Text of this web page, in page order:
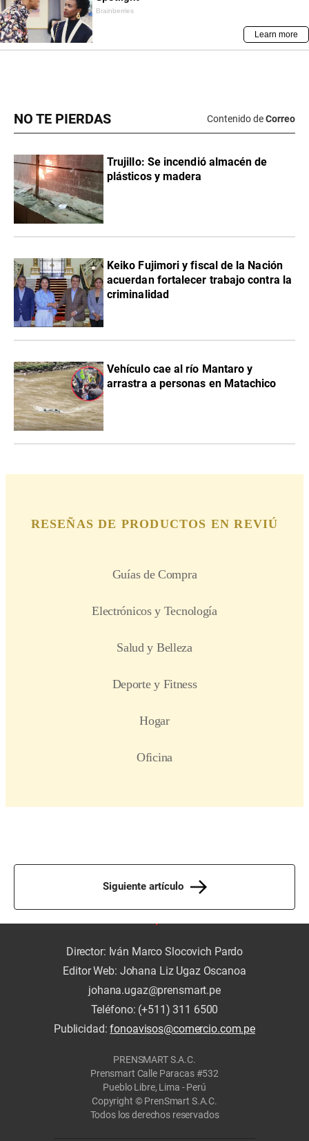
NO TE PIERDAS Contenido deCorreo
Trujillo: Se incendió almacén de
plásticos y madera
Keiko Fujimori y fiscal de la Nación
acuerdan fortalecer trabajo contra la
criminalidad
Vehículo cae al río Mantaro y
arrastra a personas en Matachico
Siguiente artículo
Director: Iván Marco Slocovich Pardo
Editor Web: Johana Liz Ugaz Oscanoa
johana.ugaz@prensmart.pe
Teléfono: (+511) 311 6500
Publicidad:fonoavisos@comercio.com.pe
PRENSMART S.A.C.
Prensmart Calle Paracas #532
Pueblo Libre, Lima - Perú
Copyright © PrenSmart S.A.C.
Todos los derechos reservados